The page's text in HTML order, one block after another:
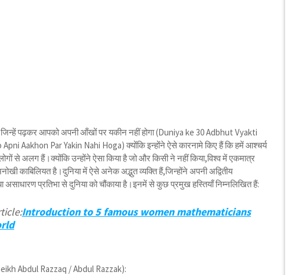
जिन्हें पढ़कर आपको अपनी आँखों पर यकीन नहीं होगा (Duniya ke 30 Adbhut Vyakti
Aakhon Par Yakin Nahi Hoga) क्योंकि इन्होंने ऐसे कारनामे किए हैं कि हमें आश्चर्य
लोगों से अलग हैं।क्योंकि उन्होंने ऐसा किया है जो और किसी ने नहीं किया,विश्व में एकमात्र
काबिलियत है।दुनिया में ऐसे अनेक अद्भुत व्यक्ति हैं,जिन्होंने अपनी अद्वितीय
असाधारण प्रतिभा से दुनिया को चौंकाया है।इनमें से कुछ प्रमुख हस्तियाँ निम्नलिखित हैं:
Introduction to 5 famous women mathematicians
Abdul Razzaq / Abdul Razzak):